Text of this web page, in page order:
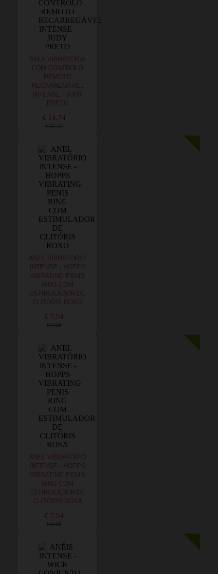
BALA VIBRATÓRIA
COM CONTROLO
REMOTO
RECARREGÁVEL
INTENSE - JUDY
PRETO
€ 14,74
€ 17,47
ANEL VIBRATÓRIO
INTENSE - HOPPS
VIBRATING PENIS
RING COM
ESTIMULADOR DE
CLITÓRIS ROXO
€ 7,54
€ 9,08
ANEL VIBRATÓRIO
INTENSE - HOPPS
VIBRATING PENIS
RING COM
ESTIMULADOR DE
CLITÓRIS ROSA
€ 7,54
€ 9,08